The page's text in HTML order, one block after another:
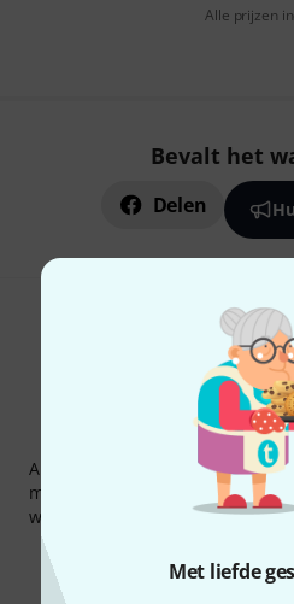
Met liefde
Alle prijzen
Bevalt het
Delen
Thomann
Abonneer u op de Thomann-
met een beetje geluk kunt u een
waarde van
per stuk